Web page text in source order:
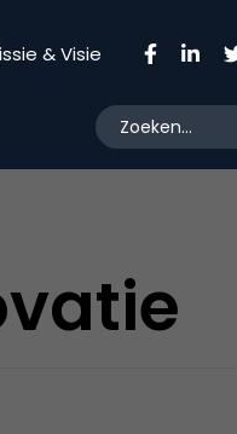
& Visie